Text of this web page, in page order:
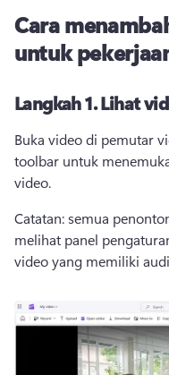
Cara
untuk
Langkah 1.Lihat
Buka video di pemutar
toolbar untuk
video.
Catatan: semua
melihat panel
video yang memiliki